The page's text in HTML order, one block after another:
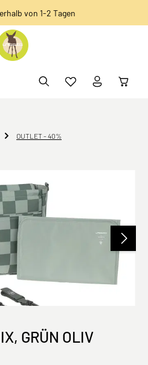
von 1-2 Tagen
OUTLET - 40%
GRÜN OLIV